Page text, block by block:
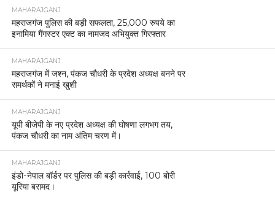
MAHARAJGANJ
महराजगंज पुलिस की बड़ी सफलता, 25,000 रुपये का
इनामिया गैंगस्टर एक्ट का नामजद अभियुक्त गिरफ्तार
MAHARAJGANJ
महराजगंज में जश्न, पंकज चौधरी के प्रदेश अध्यक्ष बनने पर
समर्थकों ने मनाई खुशी
MAHARAJGANJ
यूपी बीजेपी के नए प्रदेश अध्यक्ष की घोषणा लगभग तय,
पंकज चौधरी का नाम अंतिम चरण में।
MAHARAJGANJ
इंडो-नेपाल बॉर्डर पर पुलिस की बड़ी कार्रवाई, 100 बोरी
यूरिया बरामद।